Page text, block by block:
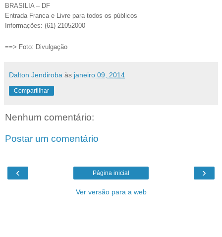
BRASILIA – DF
Entrada Franca e Livre para todos os públicos
Informações: (61) 21052000
==> Foto: Divulgação
Dalton Jendiroba às janeiro 09, 2014
Compartilhar
Nenhum comentário:
Postar um comentário
‹ ›
Página inicial
Ver versão para a web